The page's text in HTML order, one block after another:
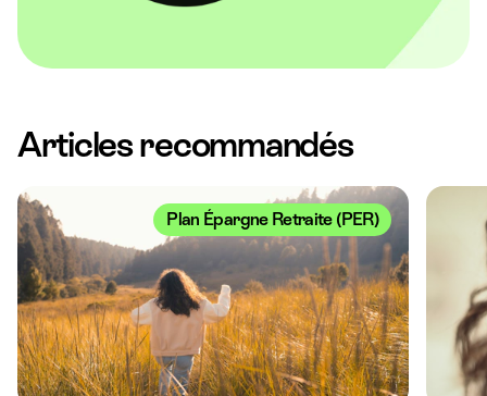
Articles recommandés
Plan Épargne Retraite (PER)